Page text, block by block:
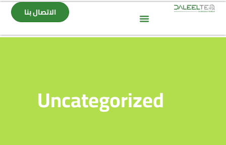
الاتصال بنا
Uncategorized